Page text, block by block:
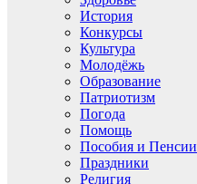
История
Конкурсы
Культура
Молодёжь
Образование
Патриотизм
Погода
Помощь
Пособия и Пенсии
Праздники
Религия